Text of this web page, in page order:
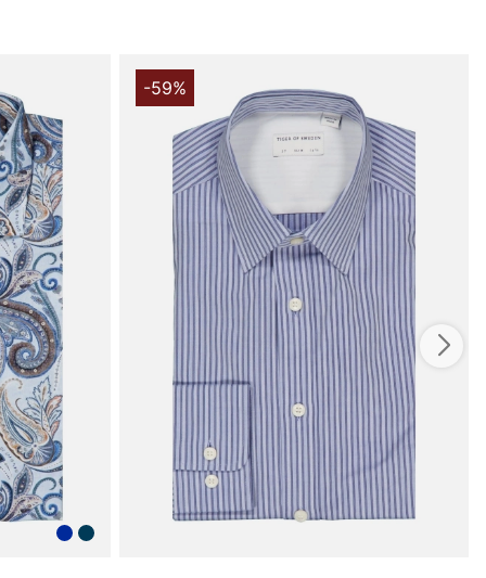
samt god ventilation hele dagen. Dette
sikrer en skjorte, der ånder og bliver blødere med
med at den bevarer sin form efter vask og brug.
af kvalitet og nem vedligeholdelse gør Oscar
Reg til et pålideligt valg i garderoben.
fremragende til et stilfuldt arbejdslook såvel som til
Match den med et par chinos til kontoret
for et mere afslappet hverdagslook. Den åbne
de klassiske detaljer gør den unik uden at overdrive,
Of Sweden til et oplagt valg, hvis du søger en
skjorte i høj kvalitet. Bestil Oscar Skjorte 6514 Reg i
den perfekte balance mellem komfort og stil.
i vores webshop. Besøg os også i vores butik i
mere på
www.vfo.se
-59%